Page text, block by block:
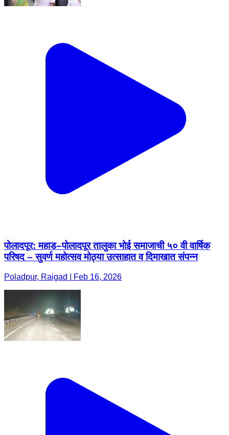
पोलादपूर: महाड–पोलादपूर तालुका भोई समाजाची ५० वी वार्षिक
परिषद – सुवर्ण महोत्सव मोठ्या उत्साहात व दिमाखात संपन्न
Poladpur, Raigad | Feb 16, 2026